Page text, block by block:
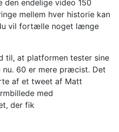
den endelige video 150
mellem hver historie kan
vil fortælle noget længe
til, at platformen tester sine
60 er mere præcist. Det
af et tweet af Matt
med
der fik